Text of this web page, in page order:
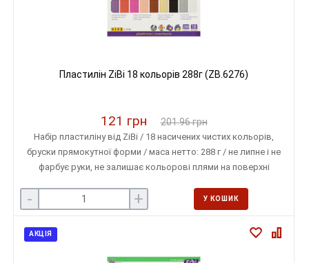
Пластилін ZiBi 18 кольорів 288г (ZB.6276)
121 грн 201.96 грн
Набір пластиліну від ZiBi / 18 насичених чистих кольорів,
бруски прямокутної форми / маса нетто: 288 г / не липне і не
фарбує руки, не залишає кольорові плями на поверхні
- + У КОШИК
АКЦІЯ